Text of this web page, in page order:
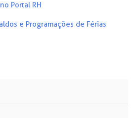
Portal RH
e Programações de Férias